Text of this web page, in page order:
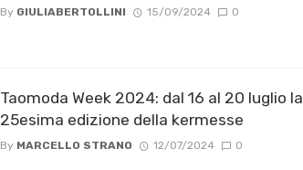
By GIULIABERTOLLINI 15/09/2024 0
Taomoda Week 2024: dal 16 al 20 luglio la
25esima edizione della kermesse
By MARCELLO STRANO 12/07/2024 0